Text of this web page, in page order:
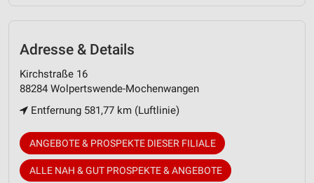
Adresse & Details
Kirchstraße 16
88284 Wolpertswende-Mochenwangen
Entfernung 581,77 km (Luftlinie)
ANGEBOTE & PROSPEKTE DIESER FILIALE
ALLE NAH & GUT PROSPEKTE & ANGEBOTE